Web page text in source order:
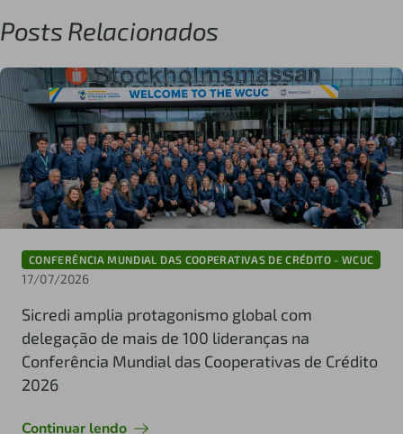
Posts Relacionados
CONFERÊNCIA MUNDIAL DAS COOPERATIVAS DE CRÉDITO - WCUC
17/07/2026
Sicredi amplia protagonismo global com
delegação de mais de 100 lideranças na
Conferência Mundial das Cooperativas de Crédito
2026
Continuar lendo